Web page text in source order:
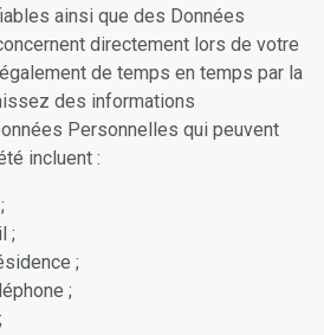
ainsi que des Données
directement lors de votre
de temps en temps par la
des informations
Personnelles qui peuvent
incluent :
;
;
;